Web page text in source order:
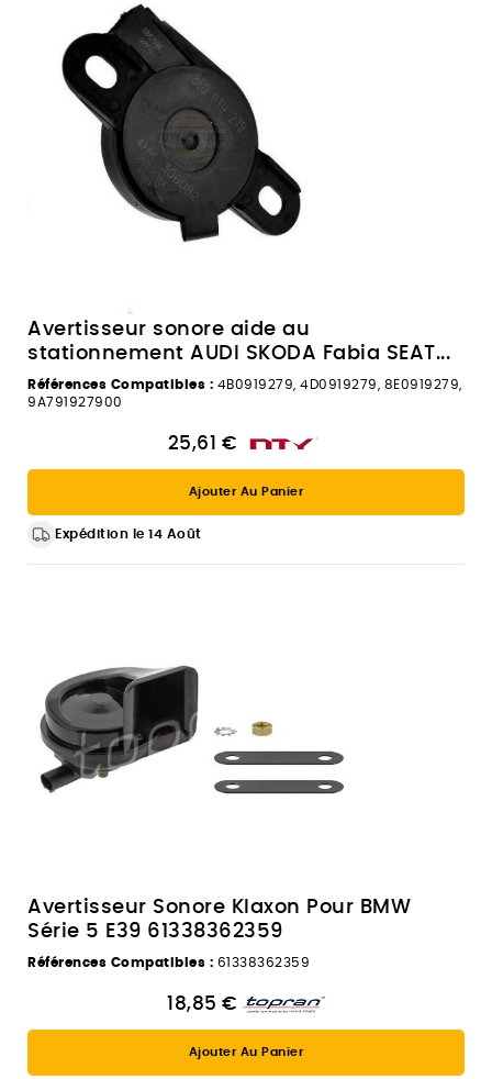
Avertisseur sonore aide au
stationnement AUDI SKODA Fabia SEAT...
Références Compatibles : 4B0919279, 4D0919279, 8E0919279,
9A791927900
25,61 €
Ajouter Au Panier
Expédition le 14 Août
Avertisseur Sonore Klaxon Pour BMW
Série 5 E39 61338362359
Références Compatibles : 61338362359
18,85 €
Ajouter Au Panier